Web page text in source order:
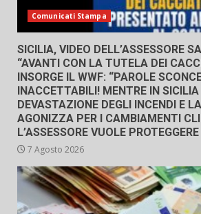
Comunicati Stampa
SICILIA, VIDEO DELL’ASSESSORE
“AVANTI CON LA TUTELA DEI
INSORGE IL WWF: “PAROLE
INACCETTABILI! MENTRE IN
DEVASTAZIONE DEGLI INCENDI E
AGONIZZA PER I CAMBIAMENTI
L’ASSESSORE VUOLE
7 Agosto 2026